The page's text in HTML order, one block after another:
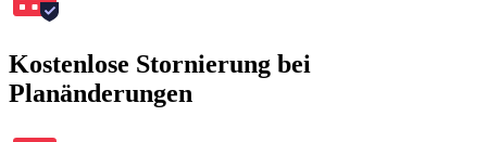
Kostenlose Stornierung bei
Planänderungen